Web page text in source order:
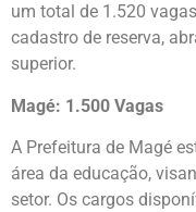
um total de 1.520
cadastro de reserva,
superior.
Magé: 1.500 Vagas
A Prefeitura de Magé
área da educação,
setor. Os cargos